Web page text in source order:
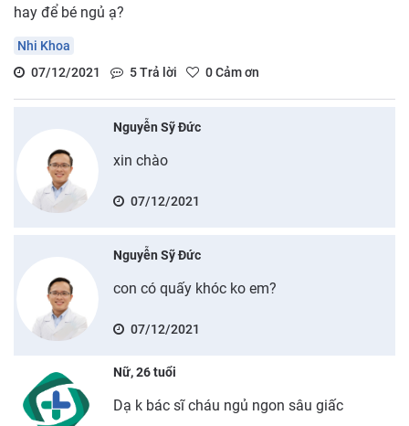
hay để bé ngủ ạ?
Nhi Khoa
07/12/2021
5Trả lời 0Cảm ơn
Nguyễn Sỹ Đức
xin chào
07/12/2021
Nguyễn Sỹ Đức
con có quấy khóc ko em?
07/12/2021
Nữ, 26 tuổi
Dạ k bác sĩ cháu ngủ ngon sâu giấc